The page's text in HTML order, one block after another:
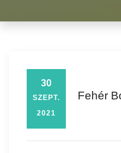
30
SZEPT.
2021
Fehér